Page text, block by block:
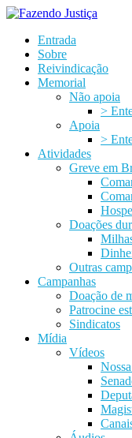
Entrada
Sobre
Reivindicação
Memorial
Não apoia
>
Apoia
>
Atividades
Greve em
Doações
Outras
Campanhas
Doação de
Patrocine
Sindicatos
Mídia
Vídeos